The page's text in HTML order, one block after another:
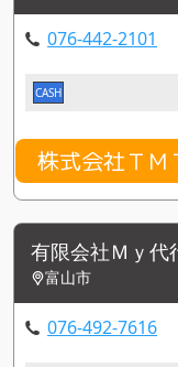
076-442-2101
CASH
株式会社ＴＭ
有限会社Ｍｙ代
富山市
076-492-7616